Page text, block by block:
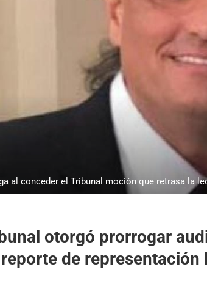
al conceder el Tribunal moción que retrasa la
otorgó prorrogar
de representación